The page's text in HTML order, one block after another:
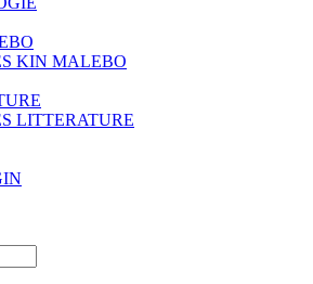
KIN MALEBO
LITTERATURE